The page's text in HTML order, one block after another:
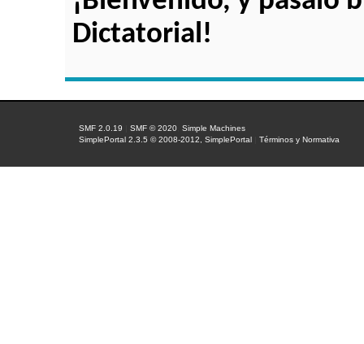
Dictatorial!
SMF 2.0.19 |SMF © 2020 ,Simple Machines
SimplePortal 2.3.5 © 2008-2012, SimplePortal
|Términos y Normativa